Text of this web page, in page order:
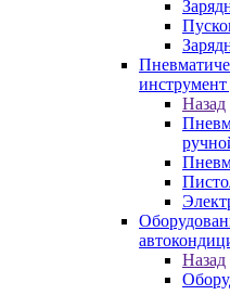
инструмент
Назад
Назад